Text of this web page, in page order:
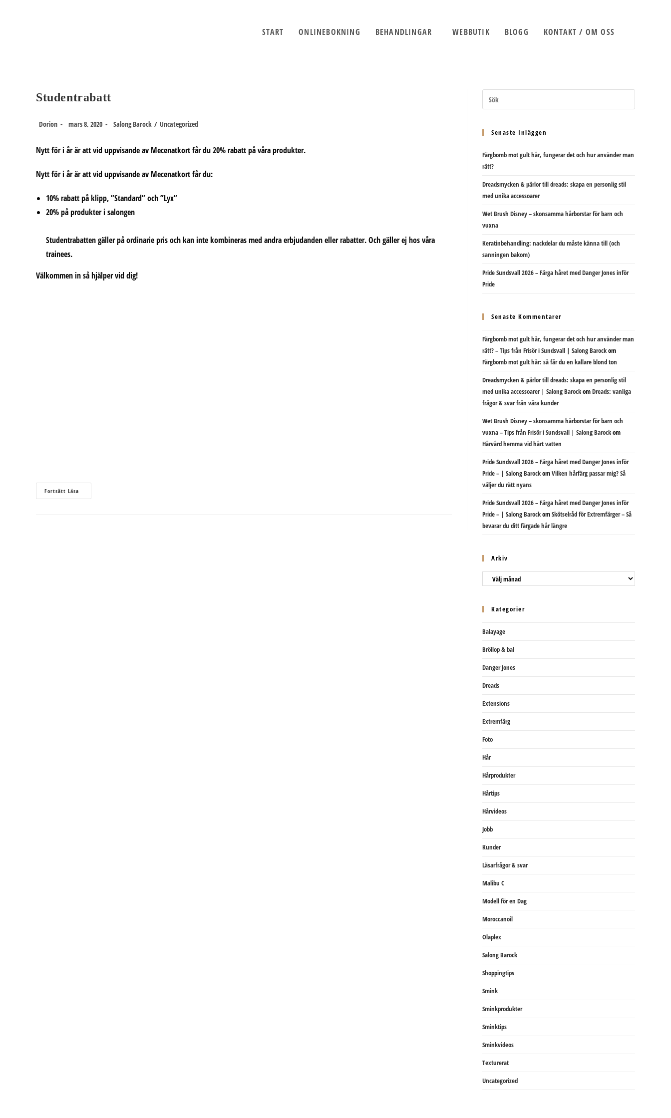
START ONLINEBOKNING BEHANDLINGAR WEBBUTIK BLOGG KONTAKT / OM OSS
Studentrabatt
Inläggsförfattare:
Dorion
Inlägget
mars 8, 2020 Inläggskategori:
Salong Barock / Uncategorized
Nytt för i år är att vid uppvisande av Mecenatkort får du 20% rabatt på våra produkter.
Nytt för i år är att vid uppvisande av Mecenatkort får du:
10% rabatt på klipp, ”Standard” och ”Lyx”
20% på produkter i salongen
Studentrabatten gäller på ordinarie pris och kan inte kombineras med andra erbjudanden eller rabatter. Och gäller ej hos våra
trainees.
Välkommen inså hjälper vid dig!
Fortsätt Läsa
Senaste Inläggen
Färgbomb mot gult hår, fungerar det och hur använder man
rätt?
Dreadsmycken & pärlor till dreads: skapa en personlig stil
med unika accessoarer
Wet Brush Disney – skonsamma hårborstar för barn och
vuxna
Keratinbehandling: nackdelar du måste känna till (och
sanningen bakom)
Pride Sundsvall 2026 – Färga håret med Danger Jones inför
Pride
Senaste Kommentarer
Färgbomb mot gult hår, fungerar det och hur använder man
rätt? – Tips från Frisör i Sundsvall | Salong Barockom
Färgbomb mot gult hår: så får du en kallare blond ton
Dreadsmycken & pärlor till dreads: skapa en personlig stil
med unika accessoarer | Salong BarockomDreads: vanliga
frågor & svar från våra kunder
Wet Brush Disney – skonsamma hårborstar för barn och
vuxna – Tips från Frisör i Sundsvall | Salong Barockom
Hårvård hemma vid hårt vatten
Pride Sundsvall 2026 – Färga håret med Danger Jones inför
Pride – | Salong BarockomVilken hårfärg passar mig? Så
väljer du rätt nyans
Pride Sundsvall 2026 – Färga håret med Danger Jones inför
Pride – | Salong BarockomSkötselråd för Extremfärger – Så
bevarar du ditt färgade hår längre
Arkiv
Arkiv
Kategorier
Balayage
Bröllop & bal
Danger Jones
Dreads
Extensions
Extremfärg
Foto
Hår
Hårprodukter
Hårtips
Hårvideos
Jobb
Kunder
Läsarfrågor & svar
Malibu C
Modell för en Dag
Moroccanoil
Olaplex
Salong Barock
Shoppingtips
Smink
Sminkprodukter
Sminktips
Sminkvideos
Texturerat
Uncategorized